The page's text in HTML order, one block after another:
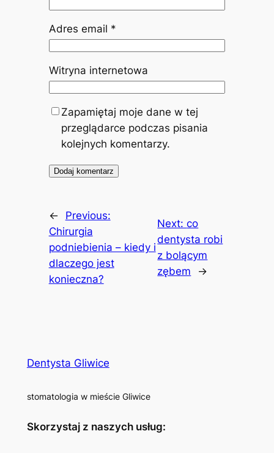
Adres email *
Witryna internetowa
Zapamiętaj moje dane w tej
przeglądarce podczas pisania
kolejnych komentarzy.
←
Previous:
Chirurgia
podniebienia – kiedy i
dlaczego jest
konieczna?
Next:co
dentysta robi
z bolącym
zębem
→
Dentysta Gliwice
stomatologia w mieście Gliwice
Skorzystaj z naszych usług: